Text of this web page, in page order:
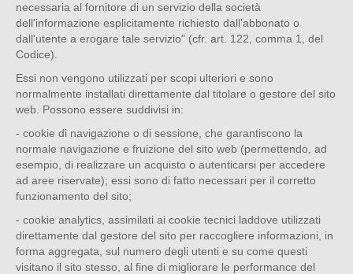
necessaria al fornitore di un servizio della società
dell'informazione esplicitamente richiesto dall'abbonato o
dall'utente a erogare tale servizio" (cfr. art. 122, comma 1, del
Codice).
Essi non vengono utilizzati per scopi ulteriori e sono
normalmente installati direttamente dal titolare o gestore del sito
web. Possono essere suddivisi in:
- cookie di navigazione o di sessione, che garantiscono la
normale navigazione e fruizione del sito web (permettendo, ad
esempio, di realizzare un acquisto o autenticarsi per accedere
ad aree riservate); essi sono di fatto necessari per il corretto
funzionamento del sito;
- cookie analytics, assimilati ai cookie tecnici laddove utilizzati
direttamente dal gestore del sito per raccogliere informazioni, in
forma aggregata, sul numero degli utenti e su come questi
visitano il sito stesso, al fine di migliorare le performance del